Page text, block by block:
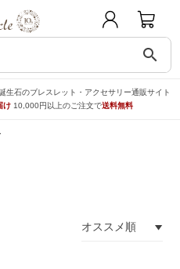
search
生石のブレスレット・アクセサリー通販サイト
け 10,000円以上のご注文で送料無料